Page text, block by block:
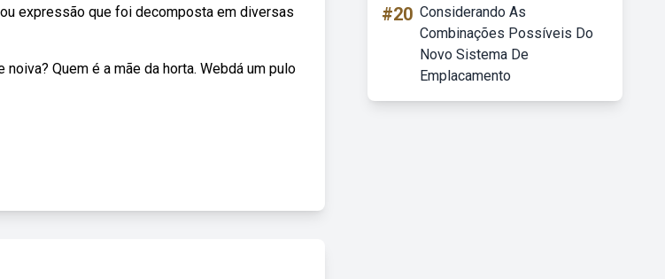
expressão que foi decomposta em diversas
Quem é a mãe da horta. Webdá um pulo
#20 Considerando As
Combinações Possíveis Do
Novo Sistema De
Emplacamento